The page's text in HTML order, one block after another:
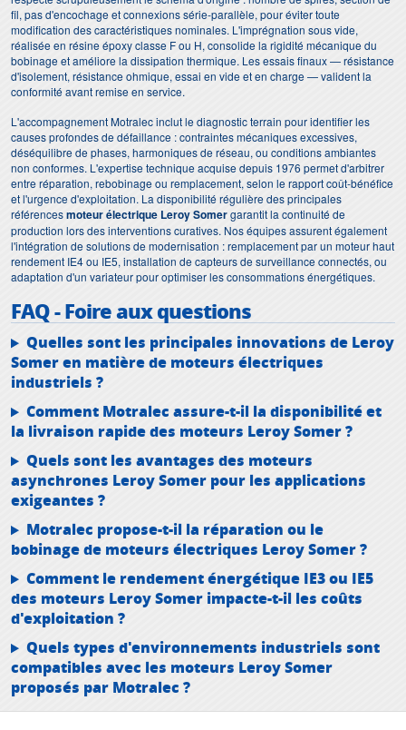
fil, pas d'encochage et connexions série-parallèle, pour éviter toute
modification des caractéristiques nominales. L'imprégnation sous vide,
réalisée en résine époxy classe F ou H, consolide la rigidité mécanique du
bobinage et améliore la dissipation thermique. Les essais finaux — résistance
d'isolement, résistance ohmique, essai en vide et en charge — valident la
conformité avant remise en service.
L'accompagnement Motralec inclut le diagnostic terrain pour identifier les
causes profondes de défaillance : contraintes mécaniques excessives,
déséquilibre de phases, harmoniques de réseau, ou conditions ambiantes
non conformes. L'expertise technique acquise depuis 1976 permet d'arbitrer
entre réparation, rebobinage ou remplacement, selon le rapport coût-bénéfice
et l'urgence d'exploitation. La disponibilité régulière des principales
référencesmoteur électrique Leroy Somergarantit la continuité de
production lors des interventions curatives. Nos équipes assurent également
l'intégration de solutions de modernisation : remplacement par un moteur haut
rendement IE4 ou IE5, installation de capteurs de surveillance connectés, ou
adaptation d'un variateur pour optimiser les consommations énergétiques.
FAQ - Foire aux questions
Quelles sont les principales innovations de Leroy
Somer en matière de moteurs électriques
industriels ?
Comment Motralec assure-t-il la disponibilité et
la livraison rapide des moteurs Leroy Somer ?
Quels sont les avantages des moteurs
asynchrones Leroy Somer pour les applications
exigeantes ?
Motralec propose-t-il la réparation ou le
bobinage de moteurs électriques Leroy Somer ?
Comment le rendement énergétique IE3 ou IE5
des moteurs Leroy Somer impacte-t-il les coûts
d'exploitation ?
Quels types d'environnements industriels sont
compatibles avec les moteurs Leroy Somer
proposés par Motralec ?